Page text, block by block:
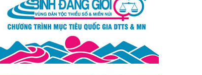
Quang
Xã Bảo Thắng
Xã Tằng Loỏng
Xã Gia Phú
Xã Mường
Hum
Xã Dền Sáng